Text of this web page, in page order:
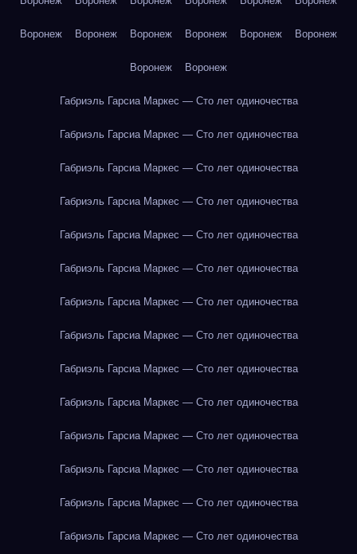
Воронеж Воронеж Воронеж Воронеж Воронеж Воронеж
Воронеж Воронеж
Габриэль Гарсиа Маркес — Сто лет одиночества
Габриэль Гарсиа Маркес — Сто лет одиночества
Габриэль Гарсиа Маркес — Сто лет одиночества
Габриэль Гарсиа Маркес — Сто лет одиночества
Габриэль Гарсиа Маркес — Сто лет одиночества
Габриэль Гарсиа Маркес — Сто лет одиночества
Габриэль Гарсиа Маркес — Сто лет одиночества
Габриэль Гарсиа Маркес — Сто лет одиночества
Габриэль Гарсиа Маркес — Сто лет одиночества
Габриэль Гарсиа Маркес — Сто лет одиночества
Габриэль Гарсиа Маркес — Сто лет одиночества
Габриэль Гарсиа Маркес — Сто лет одиночества
Габриэль Гарсиа Маркес — Сто лет одиночества
Габриэль Гарсиа Маркес — Сто лет одиночества